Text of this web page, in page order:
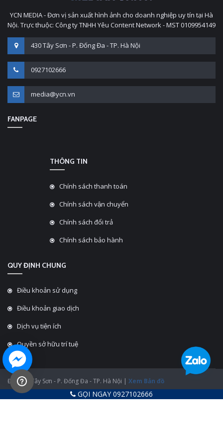
YCN MEDIA - Đơn vị sản xuất hình ảnh cho doanh nghiệp uy tín tại Hà
Nội. Trực thuộc: Công ty TNHH Yêu Content Network - MST 0109954149
430 Tây Sơn - P. Đống Đa - TP. Hà Nội
0927102666
media@ycn.vn
FANPAGE
THÔNG TIN
Chính sách thanh toán
Chính sách vận chuyển
Chính sách đổi trả
Chính sách bảo hành
QUY ĐỊNH CHUNG
Điều khoản sử dụng
Điều khoản giao dịch
Dịch vụ tiện ích
Quyền sở hữu trí tuệ
ĐC: 430 Tây Sơn - P. Đống Đa - TP. Hà Nội | Xem Bản đồ
GỌI NGAY 0927102666